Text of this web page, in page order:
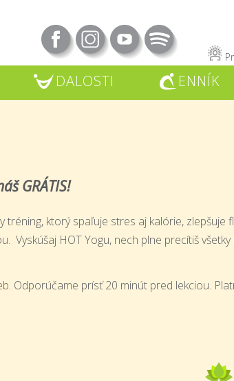
DALOSTI ENNÍK
GRÁTIS!
ktorý spaľuje stres aj kalórie, zlepšuje
HOT Yogu, nech plne precítiš
. Odporúčame prísť 20 minút pred lekciou.